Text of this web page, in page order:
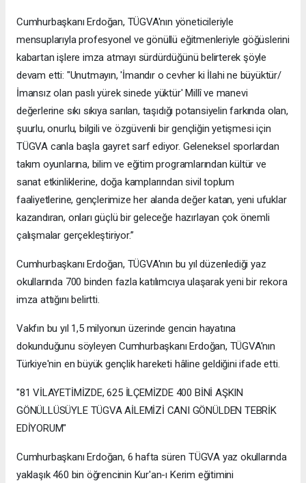
Cumhurbaşkanı Erdoğan, TÜGVA'nın yöneticileriyle
mensuplarıyla profesyonel ve gönüllü eğitmenleriyle göğüslerini
kabartan işlere imza atmayı sürdürdüğünü belirterek şöyle
devam etti: "Unutmayın, 'İmandır o cevher ki İlahi ne büyüktür/
İmansız olan paslı yürek sinede yüktür' Millî ve manevi
değerlerine sıkı sıkıya sarılan, taşıdığı potansiyelin farkında olan,
şuurlu, onurlu, bilgili ve özgüvenli bir gençliğin yetişmesi için
TÜGVA canla başla gayret sarf ediyor. Geleneksel sporlardan
takım oyunlarına, bilim ve eğitim programlarından kültür ve
sanat etkinliklerine, doğa kamplarından sivil toplum
faaliyetlerine, gençlerimize her alanda değer katan, yeni ufuklar
kazandıran, onları güçlü bir geleceğe hazırlayan çok önemli
çalışmalar gerçekleştiriyor.”
Cumhurbaşkanı Erdoğan, TÜGVA'nın bu yıl düzenlediği yaz
okullarında 700 binden fazla katılımcıya ulaşarak yeni bir rekora
imza attığını belirtti.
Vakfın bu yıl 1,5 milyonun üzerinde gencin hayatına
dokunduğunu söyleyen Cumhurbaşkanı Erdoğan, TÜGVA'nın
Türkiye'nin en büyük gençlik hareketi hâline geldiğini ifade etti.
"81 VİLAYETİMİZDE, 625 İLÇEMİZDE 400 BİNİ AŞKIN
GÖNÜLLÜSÜYLE TÜGVA AİLEMİZİ CANI GÖNÜLDEN TEBRİK
EDİYORUM"
Cumhurbaşkanı Erdoğan, 6 hafta süren TÜGVA yaz okullarında
yaklaşık 460 bin öğrencinin Kur'an-ı Kerim eğitimini